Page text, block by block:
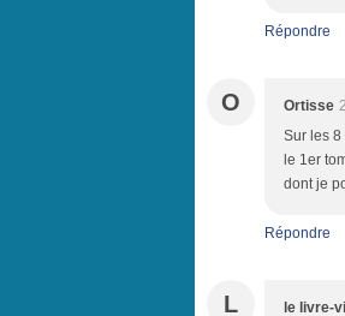
Répondre
O Ortisse
Sur les
le 1er
dont je
Répondre
L le livre-